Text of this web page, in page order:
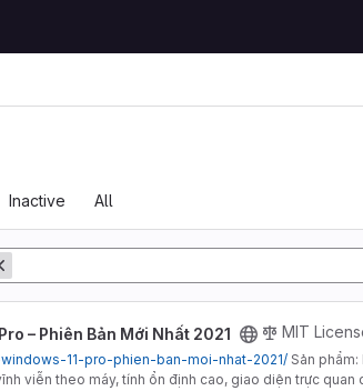
Inactive All
Mới Nhất 2021 project
– Phiên Bản Mới Nhất 2021 MIT
11-pro-phien-ban-moi-nhat-2021/ Sản
viễn theo máy, tính ổn định cao, giao diện trực